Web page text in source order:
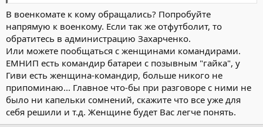
В военкомате к кому обращались? Попробуйте
напрямую к военкому. Если так же отфутболит, то
обратитесь в администрацию Захарченко.
Или можете пообщаться с женщинами командирами.
ЕМНИП есть командир батареи с позывным "гайка", у
Гиви есть женщина-командир, больше никого не
припоминаю... Главное что-бы при разговоре с ними не
было ни капельки сомнений, скажите что все уже для
себя решили и т.д. Женщине будет Вас легче понять.